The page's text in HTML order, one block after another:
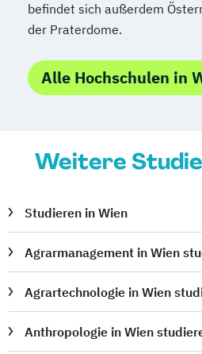
befindet sich außerdem
der Praterdome.
Alle Hochschulen in
Weitere
Studieren in Wien
Agrarmanagement in Wien
Agrartechnologie in Wien
Anthropologie in Wien